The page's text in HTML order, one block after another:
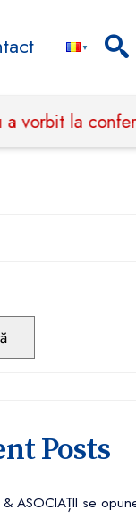
la
Posts
& ASOCIAȚII se